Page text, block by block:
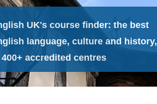
UK's course finder: the best
language, culture and history,
accredited centres